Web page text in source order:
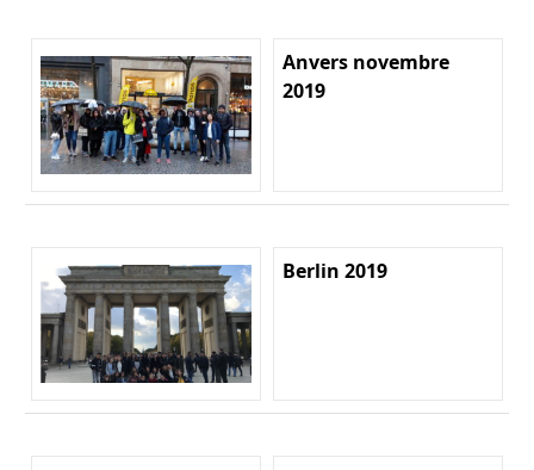
Anvers novembre
2019
Berlin 2019